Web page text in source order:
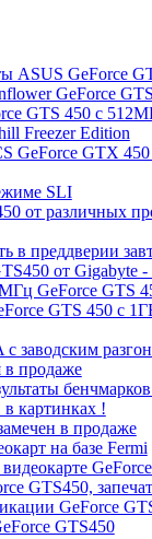
ASUS GeForce
GeForce
GTS 450 с
Freezer Edition
GeForce GTX
SLI
от различных
в преддверии
от
GeForce GTS
GTS 450 с
заводским
в продаже
картинках !
в продаже
на базе Fermi
GTS450,
GeForce
GTS450